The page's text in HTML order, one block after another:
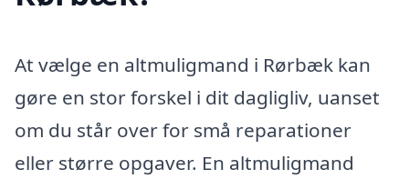
At vælge en altmuligmand i Rørbæk kan
gøre en stor forskel i dit dagligliv, uanset
om du står over for små reparationer
eller større opgaver. En altmuligmand